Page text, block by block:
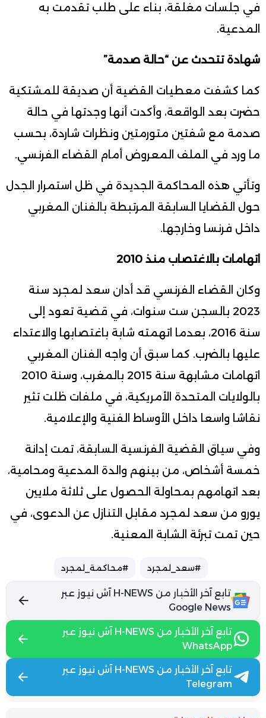
في جلسات مغلقة، بناء على طلب تقدمت به
المدعية.
شهادة تتحدث عن “حالة صدمة”
كما كشفت معطيات القضية أن صديقة للمشتكية
حضرت بعد الواقعة، وأكدت أنها وجدتها في حالة
صدمة مع شفتين متورمتين ونظرات شاردة، بحسب
ما ورد في الملف المعروض أمام القضاء الفرنسي.
وتأتي هذه المحاكمة الجديدة في ظل استمرار الجدل
حول القضايا السابقة المرتبطة بالفنان المغربي
داخل فرنسا وخارجها.
اتهامات بالاغتصاب منذ 2010
وكان القضاء الفرنسي قد أدان سعد لمجرد سنة
2023 بالسجن ست سنوات، في قضية تعود إلى
سنة 2016، بعدما اتهمته شابة باغتصابها والاعتداء
عليها بالضرب. كما سبق أن واجه الفنان المغربي
اتهامات مشابهة سنة 2015 بالمغرب، وسنة 2010
بالولايات المتحدة الأمريكية، في ملفات ظلت تثير
نقاشا واسعا داخل الأوساط الفنية والإعلامية.
وفي سياق القضية الفرنسية السابقة، تمت إدانة
خمسة أشخاص، من بينهم والدة المدعية ومحامية،
بعد اتهامهم بمحاولة الحصول على ثلاثة ملايين
يورو من سعد لمجرد مقابل التنازل عن الدعوى، في
حين تمت تبرئة الشابة المعنية.
#سعد_لمجرد #محاكمة_لمجرد
تابع آخر الأخبار من H-NEWS آش نيوز عبر
Google News
تابع آخر الأخبار من H-NEWS آش نيوز عبر
WhatsApp
تابع آخر الأخبار من H-NEWS آش نيوز عبر
Telegram